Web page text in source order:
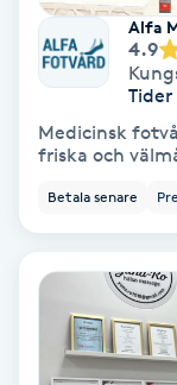
Extensions
Eyeliner-tatuering
Faceliftmassage
Fet hårbotten
Fettreducering
Alfa
4.9
Medicinsk
friska och
Betala senare